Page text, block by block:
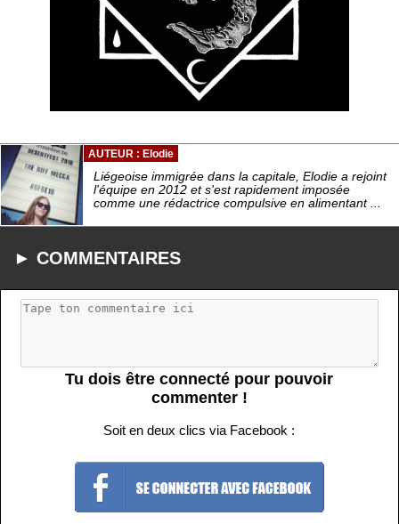
AUTEUR : Elodie
Liégeoise immigrée dans la capitale, Elodie a rejoint
l'équipe en 2012 et s'est rapidement imposée
comme une rédactrice compulsive en alimentant ...
► COMMENTAIRES
Tu dois être connecté pour pouvoir
commenter !
Soit en deux clics via Facebook :